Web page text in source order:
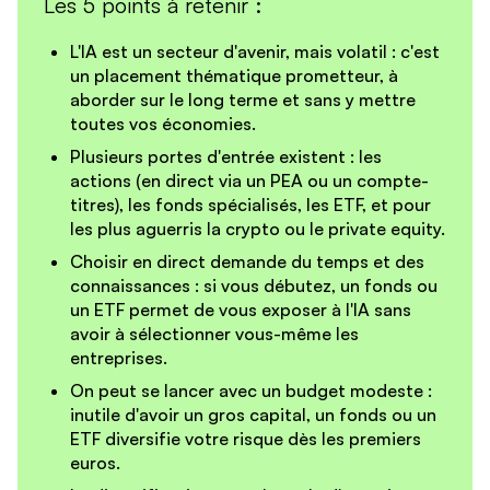
L'IA est un secteur d'avenir, mais volatil : c'est
un placement thématique prometteur, à
aborder sur le long terme et sans y mettre
toutes vos économies.
Plusieurs portes d'entrée existent : les
actions (en direct via un PEA ou un compte-
titres), les fonds spécialisés, les ETF, et pour
les plus aguerris la crypto ou le private equity.
Choisir en direct demande du temps et des
connaissances : si vous débutez, un fonds ou
un ETF permet de vous exposer à l'IA sans
avoir à sélectionner vous-même les
entreprises.
On peut se lancer avec un budget modeste :
inutile d'avoir un gros capital, un fonds ou un
ETF diversifie votre risque dès les premiers
euros.